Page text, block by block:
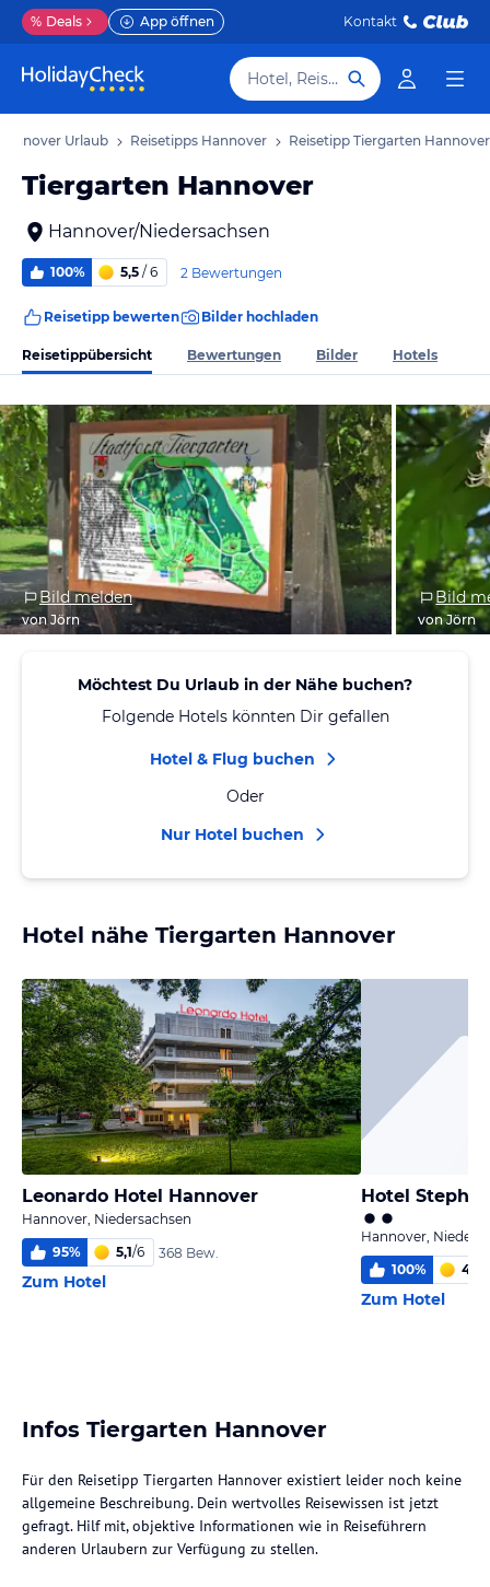
% Deals App öffnen Kontakt
Hotel, Reiseziel
Urlaub Reisetipps Hannover Reisetipp Tiergarten Hannover
Tiergarten Hannover
Hannover/Niedersachsen
100% 5,5 / 6 2 Bewertungen
Reisetipp bewerten Bilder hochladen
Reisetippübersicht Bewertungen Bilder Hotels
Bild melden
von Jörn
Bild
von Jörn
Möchtest Du Urlaub in der Nähe buchen?
Folgende Hotels könnten Dir gefallen
Hotel & Flug buchen
Oder
Nur Hotel buchen
Hotel nähe Tiergarten Hannover
Leonardo Hotel Hannover
Hannover, Niedersachsen
95% 5,1/6 368 Bew.
Zum Hotel
Hotel
Hannover,
100% 4,0
Zum Hotel
Infos Tiergarten Hannover
Für den Reisetipp Tiergarten Hannover existiert leider noch keine
allgemeine Beschreibung. Dein wertvolles Reisewissen ist jetzt
gefragt. Hilf mit, objektive Informationen wie in Reiseführern
anderen Urlaubern zur Verfügung zu stellen.